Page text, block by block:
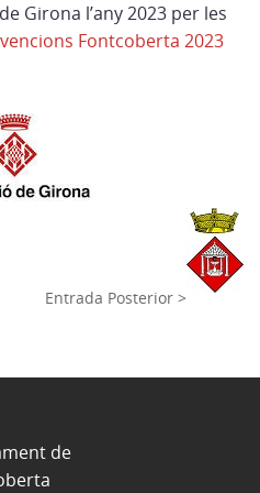
Girona l’any 2023 per les
Fontcoberta 2023
Entrada Posterior >
de